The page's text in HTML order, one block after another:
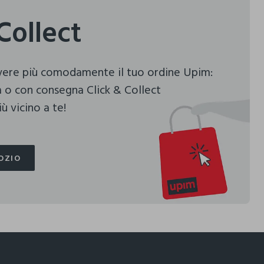
più comodamente il tuo ordine Upim:
con consegna Click & Collect
vicino a te!